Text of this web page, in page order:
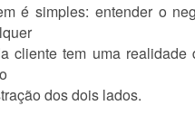
é simples: entender o
cliente tem uma realidade
dos dois lados.